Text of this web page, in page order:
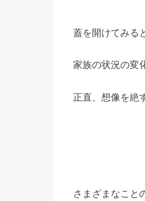
蓋を開けてみる
家族の状況の変
正直、想像を絶
さまざまなこと